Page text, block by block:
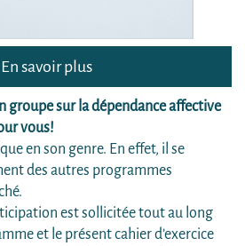
En savoir plus
groupe sur la dépendance affective
vous!
en son genre. En effet, il se
des autres programmes
est sollicitée tout au long
et le présent cahier d’exercice